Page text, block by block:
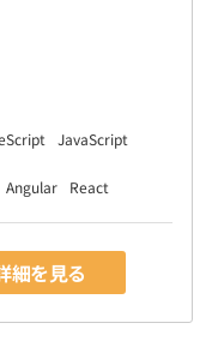
JavaScript
Angular React
細を見る